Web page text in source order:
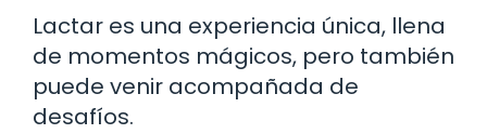
Lactar es una experiencia única, llena
de momentos mágicos, pero también
puede venir acompañada de
desafíos.